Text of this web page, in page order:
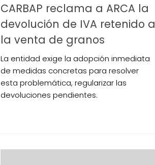
CARBAP reclama a ARCA la
devolución de IVA retenido a
la venta de granos
La entidad exige la adopción inmediata
de medidas concretas para resolver
esta problemática, regularizar las
devoluciones pendientes.